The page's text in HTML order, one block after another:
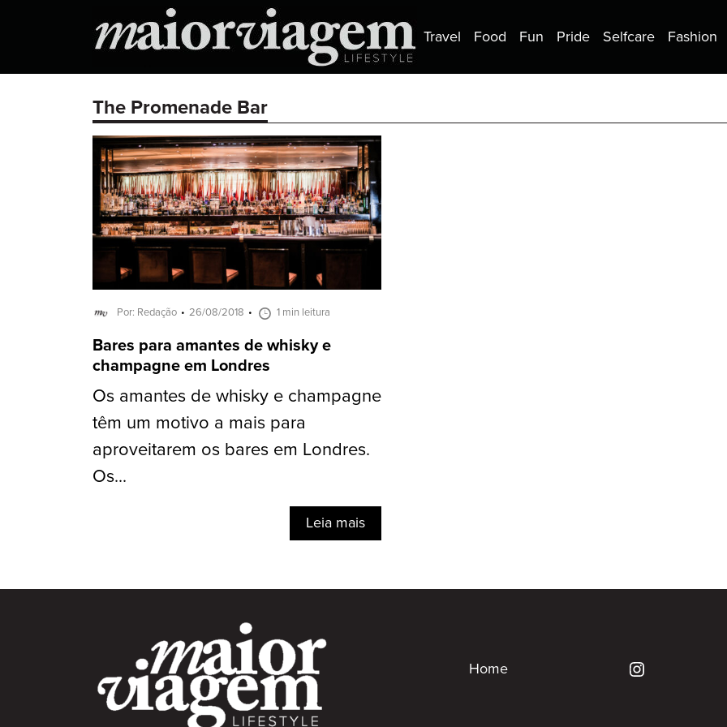
Travel Food Fun Pride Selfcare Fashion
The Promenade Bar
Por: Redação 26/08/2018 1 min leitura
Bares para amantes de whisky e
champagne em Londres
Os amantes de whisky e champagne
têm um motivo a mais para
aproveitarem os bares em Londres.
Os...
Leia mais
Home